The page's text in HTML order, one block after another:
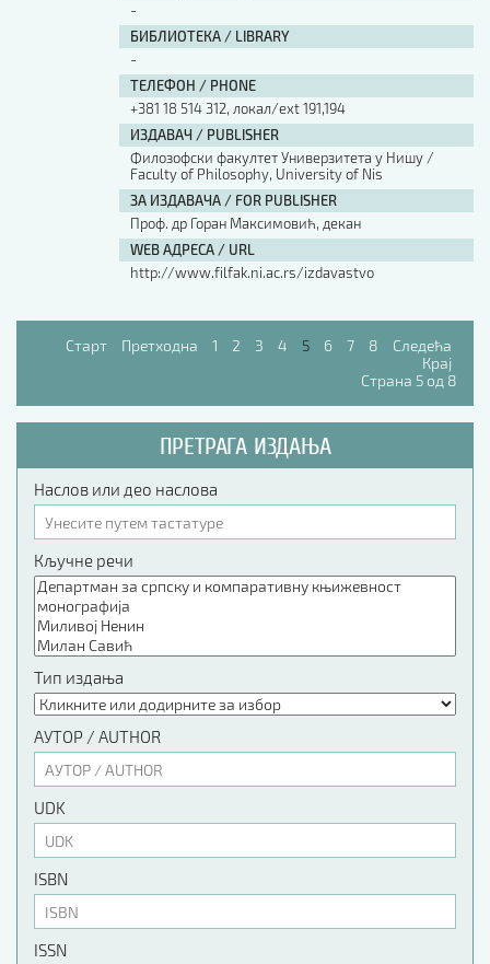
-
БИБЛИОТЕКА / LIBRARY
-
ТЕЛЕФОН / PHONE
+381 18 514 312, локал/ext 191,194
ИЗДАВАЧ / PUBLISHER
Филозофски факултет Универзитета у Нишу /
Faculty of Philosophy, University of Nis
ЗА ИЗДАВАЧА / FOR PUBLISHER
Проф. др Горан Максимовић, декан
WEB АДРЕСА / URL
http://www.filfak.ni.ac.rs/izdavastvo
Старт Претходна 1 2 3 4 5 6 7 8
Следећа
Крај
Страна 5 од 8
ПРЕТРАГА ИЗДАЊА
Наслов или део наслова
Кључне речи
Тип издања
АУТОР / AUTHOR
UDK
ISBN
ISSN